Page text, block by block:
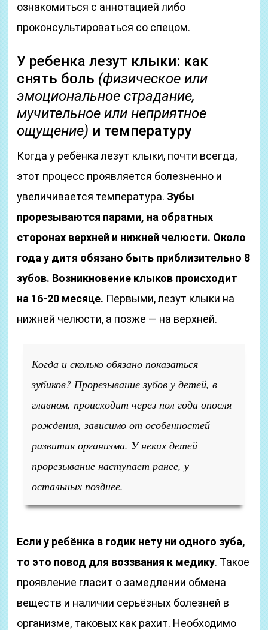
ознакомиться с аннотацией либо
проконсультироваться со спецом.
У ребенка лезут клыки: как
снять боль (физическое или
эмоциональное страдание,
мучительное или неприятное
ощущение) и температуру
Когда у ребёнка лезут клыки, почти всегда,
этот процесс проявляется болезненно и
увеличивается температура. Зубы
прорезываются парами, на обратных
сторонах верхней и нижней челюсти. Около
года у дитя обязано быть приблизительно 8
зубов. Возникновение клыков происходит
на 16-20 месяце. Первыми, лезут клыки на
нижней челюсти, а позже — на верхней.
Когда и сколько обязано показаться
зубиков? Прорезывание зубов у детей, в
главном, происходит через пол года опосля
рождения, зависимо от особенностей
развития организма. У неких детей
прорезывание наступает ранее, у
остальных позднее.
Если у ребёнка в годик нету ни одного зуба,
то это повод для воззвания к медику. Такое
проявление гласит о замедлении обмена
веществ и наличии серьёзных болезней в
организме, таковых как рахит. Необходимо